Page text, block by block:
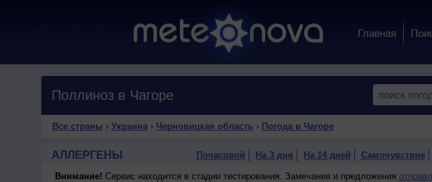
Главная
Поллиноз в Чагоре
Все страны › Украина› Черновицкая область › Погода в Чагоре
АЛЛЕРГЕНЫ Почасовой На 3 дня На 14 дней Самочувствие
Внимание! Сервис находится в стадии тестирования. Замечания и предложения